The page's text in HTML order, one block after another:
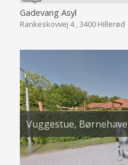
Gadevang Asyl
Rankeskovvej 4 , 3400 Hillerød
Vuggestue, Børnehave